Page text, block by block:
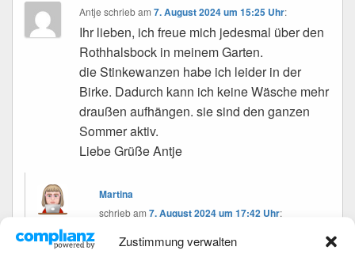
Zustimmung verwalten
Antje schriebam7. August 2024 um 15:25 Uhr:
Ihr lieben, ich freue mich jedesmal über den
Rothhalsbock in meinem Garten.
die Stinkewanzen habe ich leider in der
Birke. Dadurch kann ich keine Wäsche mehr
draußen aufhängen. sie sind den ganzen
Sommer aktiv.
Liebe Grüße Antje
Martina
schriebam7. August 2024 um 17:42 Uhr: